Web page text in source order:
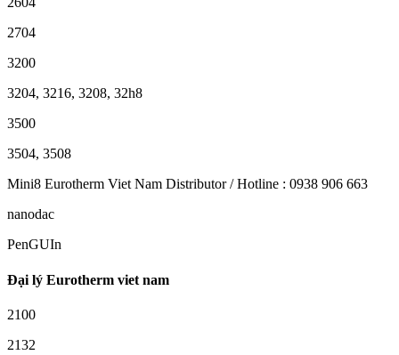
2704
3200
3204, 3216, 3208, 32h8
3500
3504, 3508
Mini8 Eurotherm Viet Nam Distributor / Hotline : 0938 906 663
nanodac
PenGUIn
Đại lý Eurotherm viet nam
2100
2132